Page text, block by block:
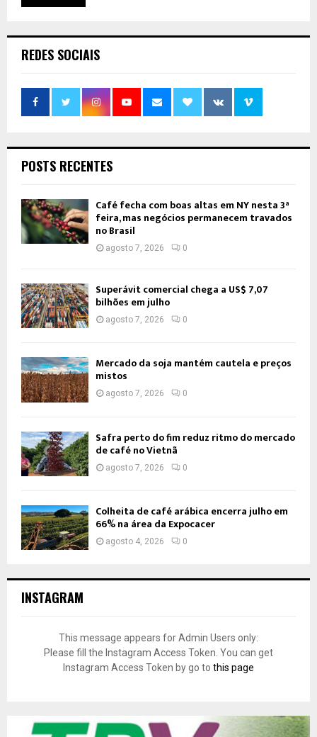
REDES SOCIAIS
POSTS RECENTES
Café fecha com boas altas em NY nesta 3ª
feira, mas negócios permanecem travados
no Brasil
agosto 7, 2026 0
Superávit comercial chega a US$ 7,07
bilhões em julho
agosto 7, 2026 0
Mercado da soja mantém cautela e preços
mistos
agosto 7, 2026 0
Safra perto do fim reduz ritmo do mercado
de café no Vietnã
agosto 7, 2026 0
Colheita de café arábica encerra julho em
66% na área da Expocacer
agosto 4, 2026 0
INSTAGRAM
This message appears for Admin Users only:
Please fill the Instagram Access Token. You can get
Instagram Access Token by go to this page